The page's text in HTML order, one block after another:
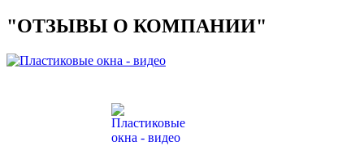
"ОТЗЫВЫ О КОМПАНИИ"